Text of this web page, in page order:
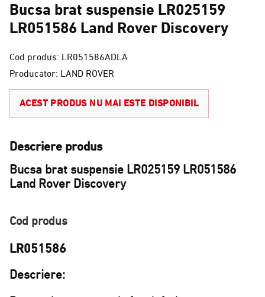
Bucsa brat suspensie LR025159
LR051586 Land Rover Discovery
Cod produs: LR051586ADLA
Producator: LAND ROVER
ACEST PRODUS NU MAI ESTE DISPONIBIL
Descriere produs
Bucsa brat suspensie LR025159 LR051586
Land Rover Discovery
Cod produs
LR051586
Descriere: